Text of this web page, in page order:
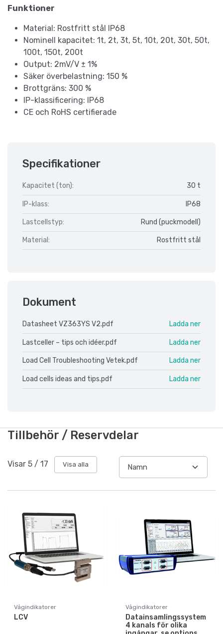
Funktioner
Material: Rostfritt stål IP68
Nominell kapacitet: 1t, 2t, 3t, 5t, 10t, 20t, 30t, 50t,
100t, 150t, 200t
Output: 2mV/V ± 1%
Säker överbelastning: 150 %
Brottgräns: 300 %
IP-klassificering: IP68
CE och RoHS certifierade
Specifikationer
Kapacitet (ton): 30 t
IP-klass: IP68
Lastcellstyp: Rund (puckmodell)
Material: Rostfritt stål
Dokument
Datasheet VZ363YS V2.pdf Ladda ner
Lastceller – tips och idéer.pdf Ladda ner
Load Cell Troubleshooting Vetek.pdf Ladda ner
Load cells ideas and tips.pdf Ladda ner
Tillbehör / Reservdelar
Visar 5 / 17 Visa alla
Vågindikatorer
LCV
Vågindikatorer
Datainsamlingssystem
4 kanals för olika